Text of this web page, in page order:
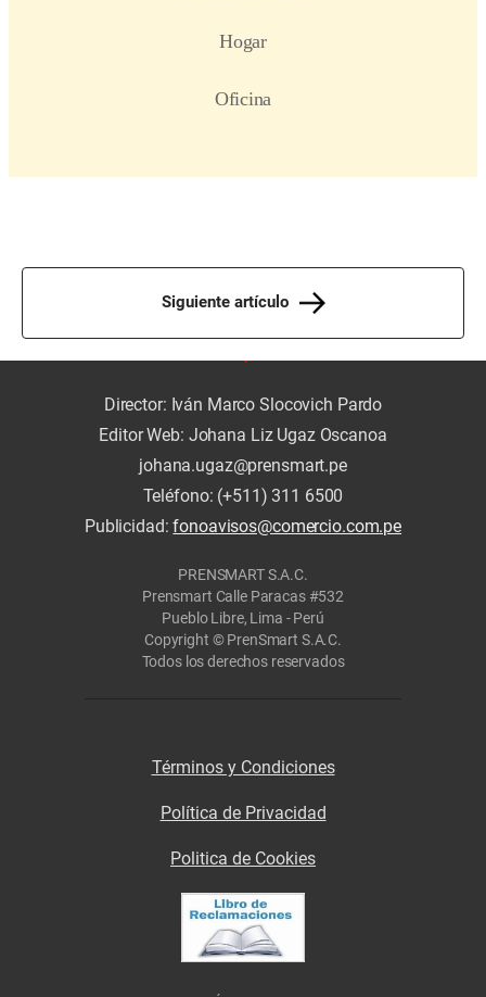
Siguiente artículo
Director: Iván Marco Slocovich Pardo
Editor Web: Johana Liz Ugaz Oscanoa
johana.ugaz@prensmart.pe
Teléfono: (+511) 311 6500
Publicidad:fonoavisos@comercio.com.pe
PRENSMART S.A.C.
Prensmart Calle Paracas #532
Pueblo Libre, Lima - Perú
Copyright © PrenSmart S.A.C.
Todos los derechos reservados
Términos y Condiciones
Política de Privacidad
Politica de Cookies